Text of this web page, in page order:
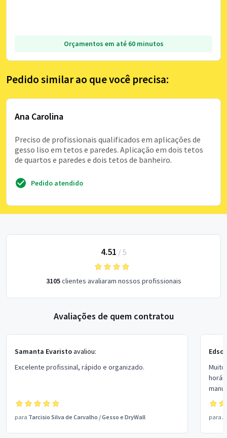
Orçamentos em até 60 minutos
Pedido similar ao que você precisa:
Ana Carolina
Preciso de profissionais qualificados em aplicações de
gesso liso em tetos e paredes. Aplicação em dois tetos
de quartos e paredes e dois tetos de banheiro.
Pedido atendido
4.51 / 5
3105clientes avaliaram nossos profissionais
Avaliações de quem contratou
Samanta Evaristoavaliou:
Excelente profissinal, rápido e organizado.
para Tarcisio Silva de Carvalho /Gesso e DryWall para